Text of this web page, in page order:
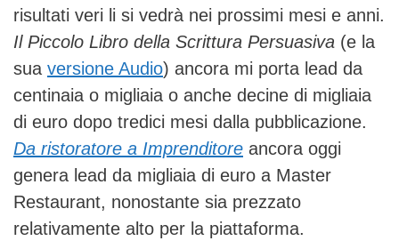
risultati veri li si vedrà nei prossimi mesi e anni.
Il Piccolo Libro della Scrittura Persuasiva (e la
sua versione Audio) ancora mi porta lead da
centinaia o migliaia o anche decine di migliaia
di euro dopo tredici mesi dalla pubblicazione.
Da ristoratore a Imprenditore ancora oggi
genera lead da migliaia di euro a Master
Restaurant, nonostante sia prezzato
relativamente alto per la piattaforma.